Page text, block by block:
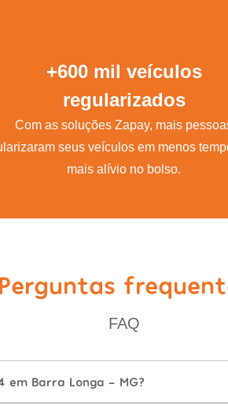
+600 mil veículos
regularizados
Com as soluções Zapay, mais
seus veículos em menos
mais alívio no bolso.
Perguntas
FAQ
em Barra Longa - MG?